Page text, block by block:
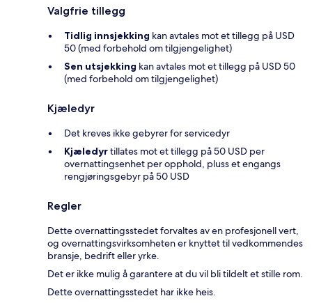
Valgfrie tillegg
Tidlig innsjekking kan avtales mot et tillegg på USD
50 (med forbehold om tilgjengelighet)
Sen utsjekking kan avtales mot et tillegg på USD 50
(med forbehold om tilgjengelighet)
Kjæledyr
Det kreves ikke gebyrer for servicedyr
Kjæledyrtillates mot et tillegg på 50 USD per
overnattingsenhet per opphold, pluss et engangs
rengjøringsgebyr på 50 USD
Regler
Dette overnattingsstedet forvaltes av en profesjonell vert,
og overnattingsvirksomheten er knyttet til vedkommendes
bransje, bedrift eller yrke.
Det er ikke mulig å garantere at du vil bli tildelt et stille rom.
Dette overnattingsstedet har ikke heis.